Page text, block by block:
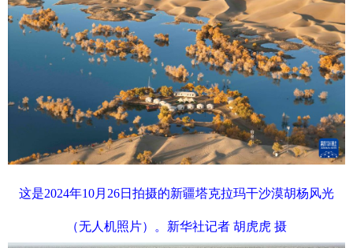
这是2024年10月26日拍摄的新疆塔克拉玛干沙漠胡杨风光
（无人机照片）。新华社记者 胡虎虎 摄